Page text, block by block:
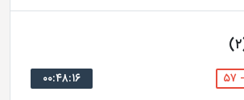
۰۰:۴۸:۱۶